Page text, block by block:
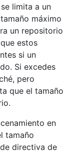
limita a un
máximo
un repositorio
estos
si un
Si excedes
pero
que el tamaño
en
tamaño
directiva de